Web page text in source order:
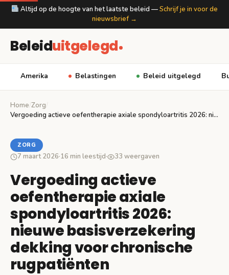
Altijd op de hoogte van het laatste beleid —Schrijf je in voor de
nieuwsbrief →
Beleiduitgelegd
Amerika Belastingen Beleid uitgelegd
Home Zorg
Vergoeding actieve oefentherapie axiale spondyloartritis 2026: nieuwe basisverzekering…
ZORG
7 maart 2026·16 min leestijd· 33 weergaven
Vergoeding actieve
oefentherapie axiale
spondyloartritis 2026:
nieuwe basisverzekering
dekking voor chronische
rugpatiënten